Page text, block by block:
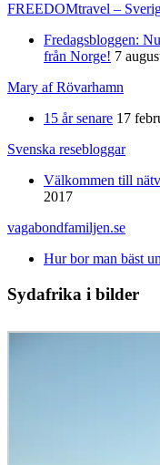
FREEDOMtravel –
Fredagsbloggen:
från Norge! 7
Mary af Rövarhamn
15 år senare 17
Svenska resebloggar
Välkommen till
2017
vagabondfamiljen.se
Hur bor man bäst
Sydafrika i bilder